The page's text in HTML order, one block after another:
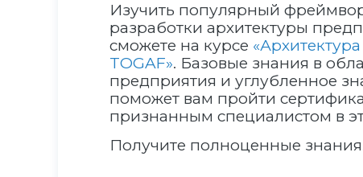
Изучить популярный
разработки архитектуры
сможете на курсе
TOGAF». Базовые знания в
предприятия и углубленное
поможет вам пройти
признанным специалистом в
Получите полноценные